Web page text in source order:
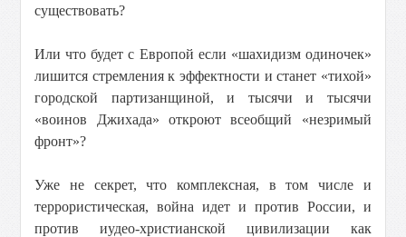
существовать?
Или что будет с Европой если «шахидизм одиночек»
лишится стремления к эффектности и станет «тихой»
городской партизанщиной, и тысячи и тысячи
«воинов Джихада» откроют всеобщий «незримый
фронт»?
Уже не секрет, что комплексная, в том числе и
террористическая, война идет и против России, и
против иудео-христианской цивилизации как